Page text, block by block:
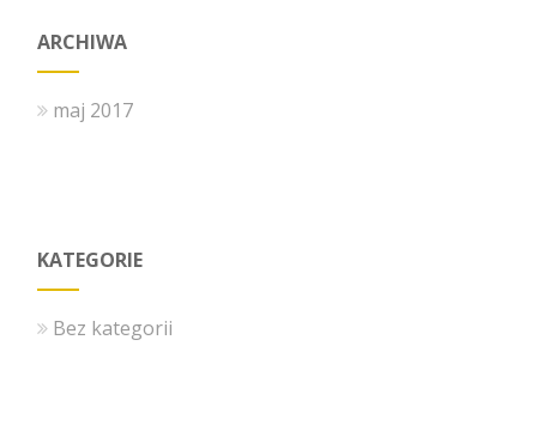
ARCHIWA
maj 2017
KATEGORIE
Bez kategorii